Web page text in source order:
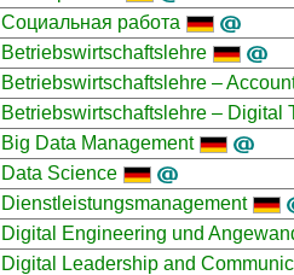
Социальная работа
Betriebswirtschaftslehre
Betriebswirtschaftslehre –
Betriebswirtschaftslehre – Digital
Big Data Management
Data Science
Dienstleistungsmanagement
Digital Engineering und
Digital Leadership and